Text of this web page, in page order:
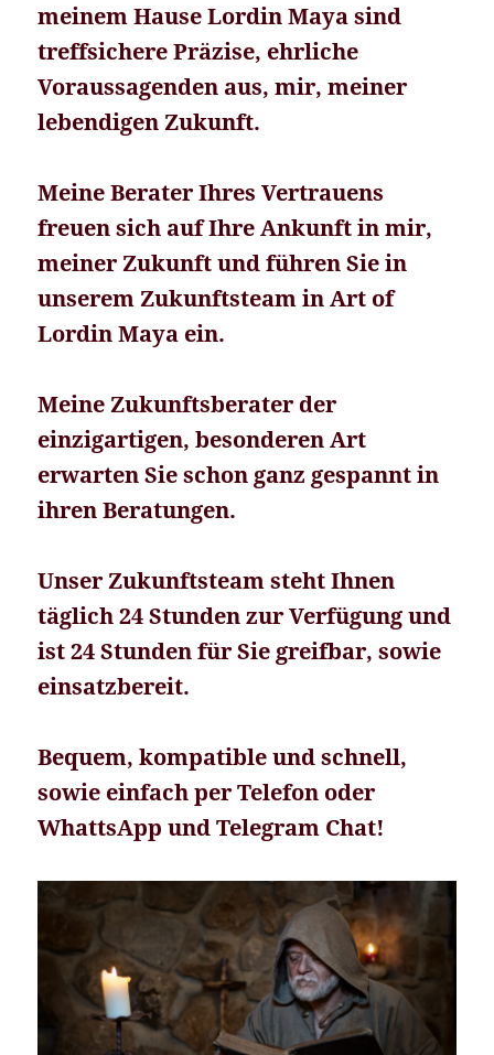
meinem Hause Lordin Maya sind
treffsichere Präzise, ehrliche
Voraussagenden aus, mir, meiner
lebendigen Zukunft.
Meine Berater Ihres Vertrauens
freuen sich auf Ihre Ankunft in mir,
meiner Zukunft und führen Sie in
unserem Zukunftsteam in Art of
Lordin Maya ein.
Meine Zukunftsberater der
einzigartigen, besonderen Art
erwarten Sie schon ganz gespannt in
ihren Beratungen.
Unser Zukunftsteam steht Ihnen
täglich 24 Stunden zur Verfügung und
ist 24 Stunden für Sie greifbar, sowie
einsatzbereit.
Bequem, kompatible und schnell,
sowie einfach per Telefon oder
WhattsApp und Telegram Chat!